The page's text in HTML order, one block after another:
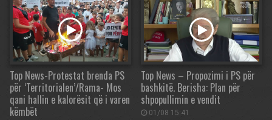
Top News-Protestat brenda PS
për ‘Territorialen’/Rama- Mos
qani hallin e kalorësit që i varen
këmbët
Top News – Propozimi i PS për
bashkitë. Berisha: Plan për
shpopullimin e vendit
01/08 15:41